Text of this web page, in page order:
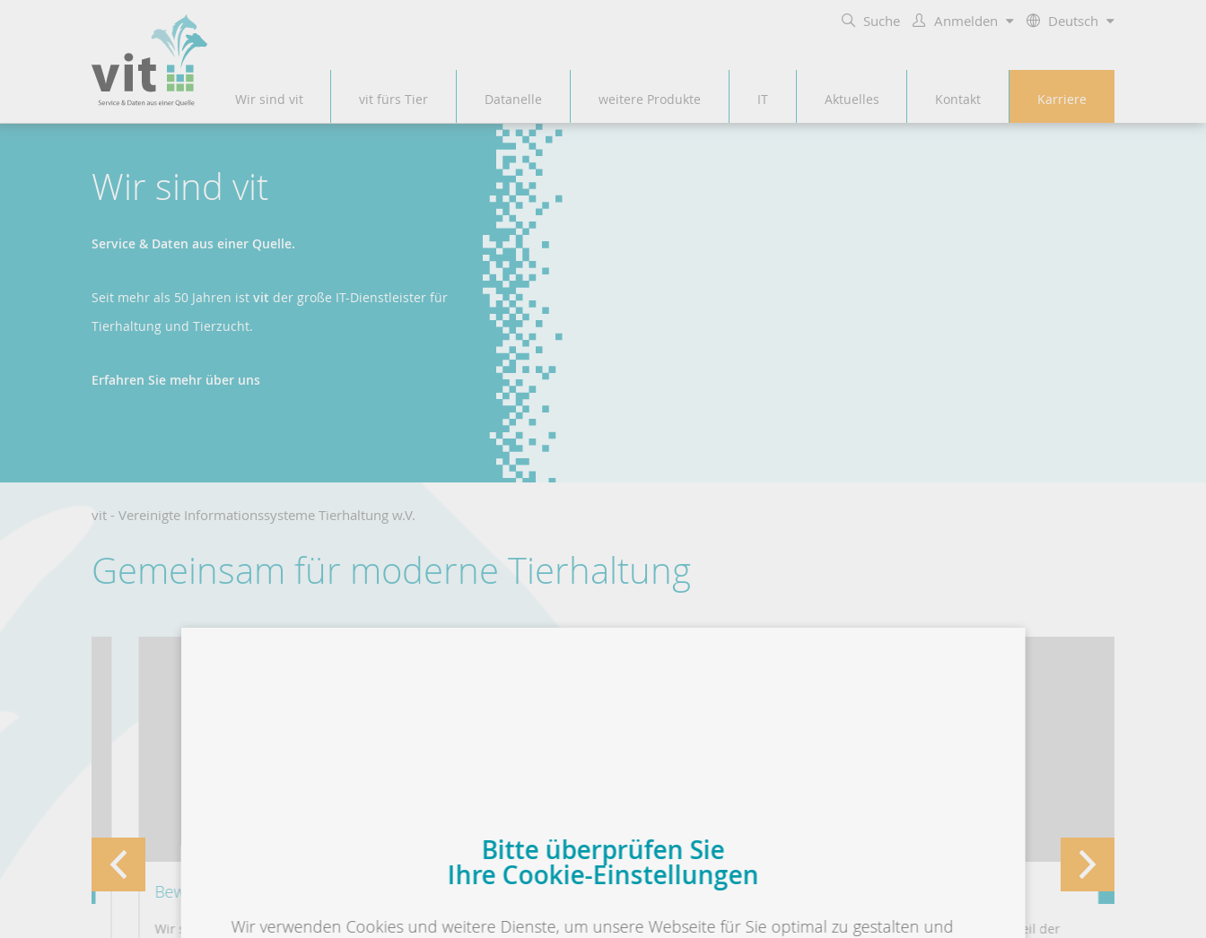
Suche Anmelden Deutsch
Wir sind vit vit fürs Tier Datanelle weitere Produkte IT Aktuelles Kontakt Karriere
Wir sind vit
Service & Daten aus einer Quelle.
Seit mehr als 50 Jahren ist vit der große IT-Dienstleister für
Tierhaltung und Tierzucht.
Erfahren Sie mehr über uns
vit - Vereinigte Informationssysteme Tierhaltung w.V.
Gemeinsam für moderne Tierhaltung
Bewirb Dich jetzt!
Wir sind tierisch innovativ. Digitalisieren ist
Ergebnisse der
Zuchtwertschätzung
Der Ketose-Check ist direkter Teil der
Bitte überprüfen Sie
Ihre Cookie-Einstellungen
Wir verwenden Cookies und weitere Dienste, um unsere Webseite für Sie optimal zu gestalten und